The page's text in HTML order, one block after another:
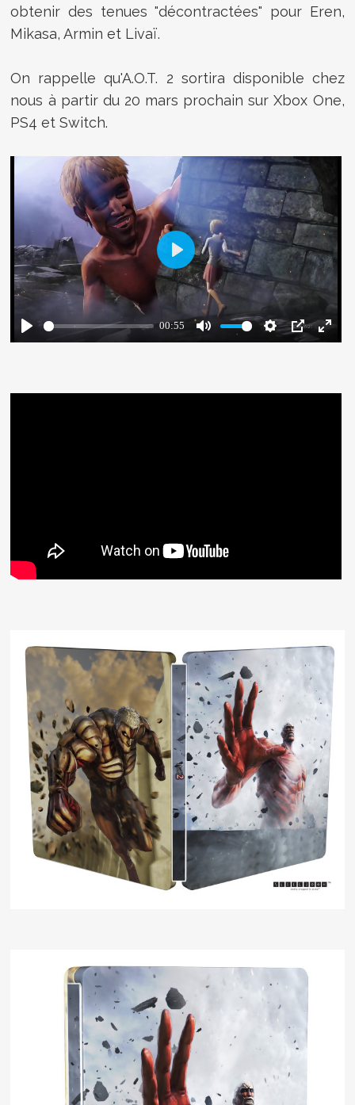
obtenir des tenues "décontractées" pour Eren,
Mikasa, Armin et Livaï.
On rappelle qu'A.O.T. 2 sortira disponible chez
nous à partir du 20 mars prochain sur Xbox One,
PS4 et Switch.